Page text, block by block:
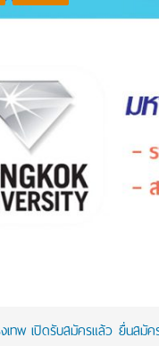
เทพ เปิดรับสมัครแล้ว ยื่นส